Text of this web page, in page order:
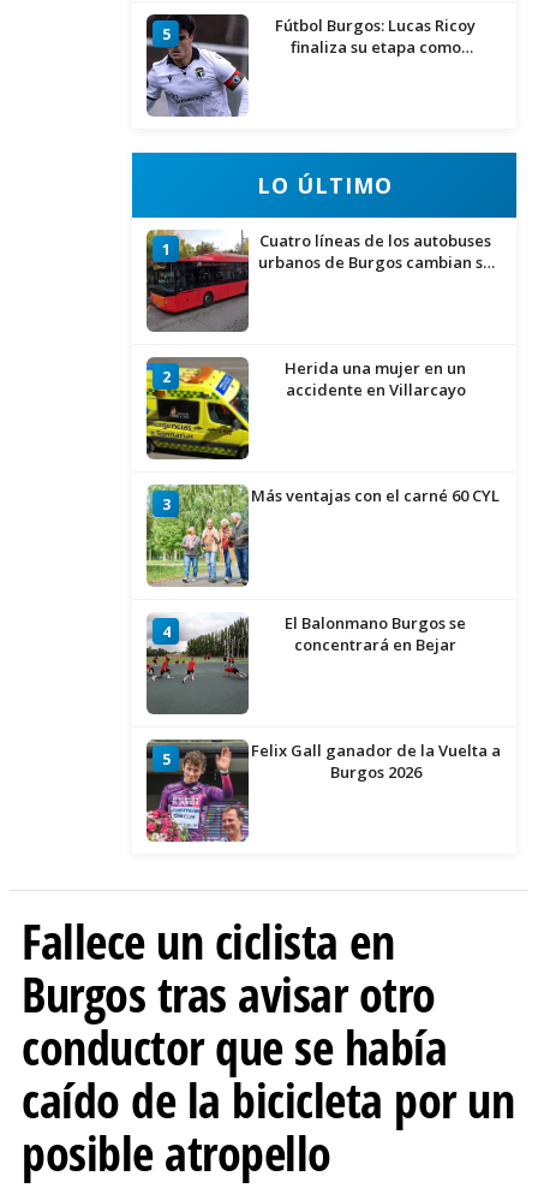
5
Fútbol Burgos: Lucas Ricoy
finaliza su etapa como
LO ÚLTIMO
1
Cuatro líneas de los autobuses
urbanos de Burgos cambian su
2
Herida una mujer en un
accidente en Villarcayo
3 Más ventajas con el carné 60 CYL
4
El Balonmano Burgos se
concentrará en Bejar
5
Felix Gall ganador de la Vuelta a
Burgos 2026
Fallece un ciclista en
Burgos tras avisar otro
conductor que se había
caído de la bicicleta por un
posible atropello